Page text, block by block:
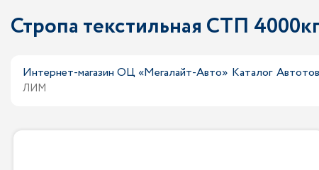
Стропа текстильная СТП
Интернет-магазин ОЦ «Мегалайт-Авто» Каталог
ЛИМ